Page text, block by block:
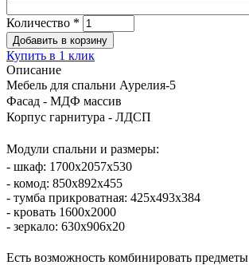
Количество *
Купить в 1 клик
Описание
Мебель для спальни Аурелия-5
Фасад - МДФ массив
Корпус гарнитура - ЛДСП
Модули спальни и размеры:
- шкаф: 1700х2057х530
- комод: 850х892х455
- тумба прикроватная: 425х493х384
- кровать 1600х2000
- зеркало: 630х906х20
Есть возможность комбинировать предметы